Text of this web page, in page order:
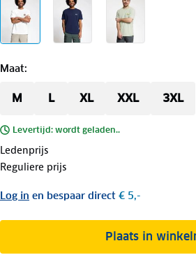
Maat:
M L XL XXL 3XL
Levertijd: wordt geladen..
Ledenprijs
Reguliere prijs
Log in en bespaar direct € 5,-
Plaats in